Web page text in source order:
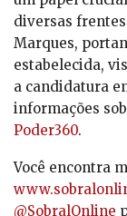
diversas
Marques,
estabelecida,
a candidatura
informações
Poder360.
Você encontra
@SobralOnline